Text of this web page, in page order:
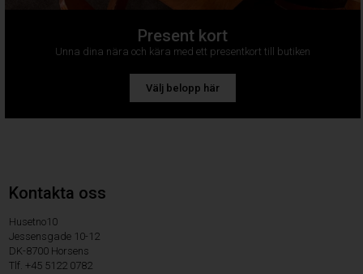
Present kort
Unna dina nära och kära med ett presentkort till butiken
Välj belopp här
Kontakta oss
Husetno10
Jessensgade 10-12
DK-8700 Horsens
Tlf. +45 5122 0782